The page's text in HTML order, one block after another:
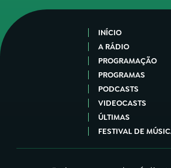
INÍCIO
A RÁDIO
PROGRAMAÇÃO
PROGRAMAS
PODCASTS
VIDEOCASTS
ÚLTIMAS
FESTIVAL DE